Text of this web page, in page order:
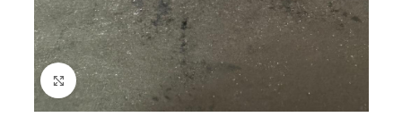
Clique para ampliar